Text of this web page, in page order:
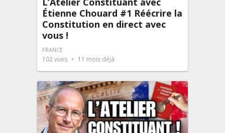
Étienne Chouard #1 Réécrire la
Constitution en direct avec
vous !
FRANCE
102vues 11 mois déjà